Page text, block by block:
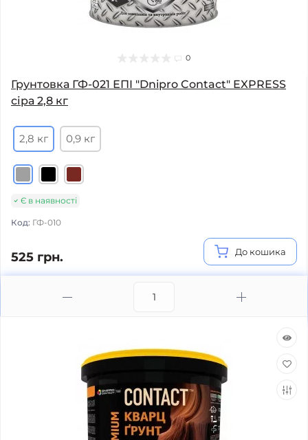
0
Грунтовка ГФ-021 ЕПI "Dnipro Contact" EXPRESS
сіра 2,8 кг
2,8 кг 0,9 кг
Є в наявності
Код: ГФ-010
525 грн. До кошика